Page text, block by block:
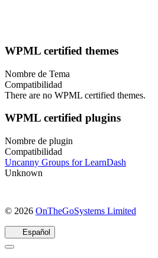
WPML certified themes
Nombre de Tema
Compatibilidad
There are no WPML certified themes.
WPML certified plugins
Nombre de plugin
Compatibilidad
Uncanny Groups for LearnDash
Unknown
© 2026 OnTheGoSystems Limited
Español